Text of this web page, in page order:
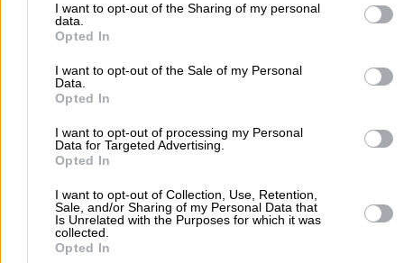
to Google and its third-party tags to use your data for below
purposes in below Google consent section.
I want to opt-out of the Sharing of my personal
data.
Opted In
I want to opt-out of the Sale of my Personal
Data.
Opted In
I want to opt-out of processing my Personal
Data for Targeted Advertising.
Opted In
I want to opt-out of Collection, Use, Retention,
Sale, and/or Sharing of my Personal Data that
Is Unrelated with the Purposes for which it was
collected.
Opted In
περισσότερα >>
Τοπική Αναζήτηση
Θεσσαλονίκη
Πειραιάς Κέρκυρα Χανιά Καλαμάτα
περισσότερα >>
Χρήσιμα Σήμερα
Εφημερίες Φαρμακείων